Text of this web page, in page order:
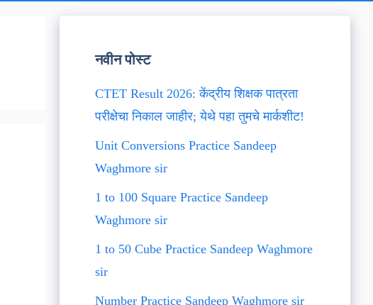
नवीन पोस्ट
CTET Result 2026: केंद्रीय शिक्षक पात्रता
परीक्षेचा निकाल जाहीर; येथे पहा तुमचे मार्कशीट!
Unit Conversions Practice Sandeep
Waghmore sir
1 to 100 Square Practice Sandeep
Waghmore sir
1 to 50 Cube Practice Sandeep Waghmore
sir
Number Practice Sandeep Waghmore sir